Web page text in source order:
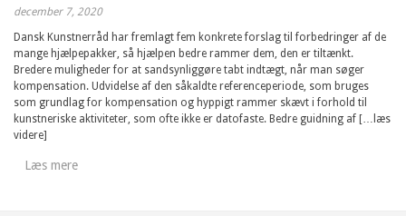
december 7, 2020
Dansk Kunstnerråd har fremlagt fem konkrete forslag til forbedringer af de
mange hjælpepakker, så hjælpen bedre rammer dem, den er tiltænkt.
Bredere muligheder for at sandsynliggøre tabt indtægt, når man søger
kompensation. Udvidelse af den såkaldte referenceperiode, som bruges
som grundlag for kompensation og hyppigt rammer skævt i forhold til
kunstneriske aktiviteter, som ofte ikke er datofaste. Bedre guidning af […læs
videre]
Læs mere